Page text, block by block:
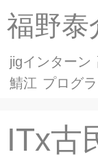
福野泰
jigインターン
鯖江 プログ
ITx古